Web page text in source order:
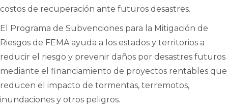
costos de recuperación ante futuros desastres.
El Programa de Subvenciones para la Mitigación de
Riesgos de FEMA ayuda a los estados y territorios a
reducir el riesgo y prevenir daños por desastres futuros
mediante el financiamiento de proyectos rentables que
reducen el impacto de tormentas, terremotos,
inundaciones y otros peligros.